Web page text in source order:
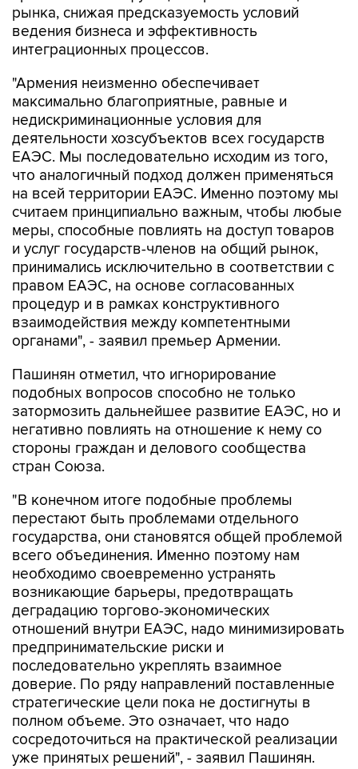
рынка, снижая предсказуемость условий
ведения бизнеса и эффективность
интеграционных процессов.
"Армения неизменно обеспечивает
максимально благоприятные, равные и
недискриминационные условия для
деятельности хозсубъектов всех государств
ЕАЭС. Мы последовательно исходим из того,
что аналогичный подход должен применяться
на всей территории ЕАЭС. Именно поэтому мы
считаем принципиально важным, чтобы любые
меры, способные повлиять на доступ товаров
и услуг государств-членов на общий рынок,
принимались исключительно в соответствии с
правом ЕАЭС, на основе согласованных
процедур и в рамках конструктивного
взаимодействия между компетентными
органами", - заявил премьер Армении.
Пашинян отметил, что игнорирование
подобных вопросов способно не только
затормозить дальнейшее развитие ЕАЭС, но и
негативно повлиять на отношение к нему со
стороны граждан и делового сообщества
стран Союза.
"В конечном итоге подобные проблемы
перестают быть проблемами отдельного
государства, они становятся общей проблемой
всего объединения. Именно поэтому нам
необходимо своевременно устранять
возникающие барьеры, предотвращать
деградацию торгово-экономических
отношений внутри ЕАЭС, надо минимизировать
предпринимательские риски и
последовательно укреплять взаимное
доверие. По ряду направлений поставленные
стратегические цели пока не достигнуты в
полном объеме. Это означает, что надо
сосредоточиться на практической реализации
уже принятых решений", - заявил Пашинян.